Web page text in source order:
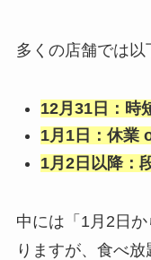
多くの店舗では
12月31日：時
1月1日：休業
1月2日以降：
中には「1月2日
りますが、食べ